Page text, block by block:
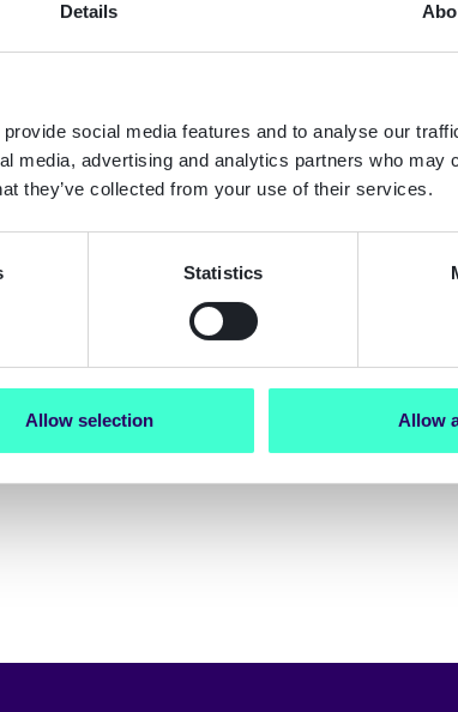
Details
social media features and to analyse our
media, advertising and analytics partners who may
they’ve collected from your use of their services.
Statistics
Allow selection Allow